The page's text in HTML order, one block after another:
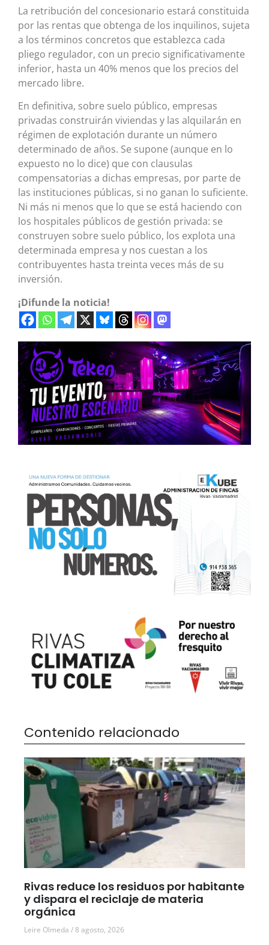
La retribución del concesionario estará constituida
por las rentas que obtenga de los inquilinos, sujeta
a los términos concretos que establezca cada
pliego regulador, con un precio significativamente
inferior, hasta un 40% menos que los precios del
mercado libre.
En definitiva, sobre suelo público, empresas
privadas construirán viviendas y las alquilarán en
régimen de explotación durante un número
determinado de años. Se supone (aunque en lo
expuesto no lo dice) que con clausulas
compensatorias a dichas empresas, por parte de
las instituciones públicas, si no ganan lo suficiente.
Ni más ni menos que lo que se está haciendo con
los hospitales públicos de gestión privada: se
construyen sobre suelo público, los explota una
determinada empresa y nos cuestan a los
contribuyentes hasta treinta veces más de su
inversión.
¡Difunde la noticia!
Contenido relacionado
Rivas reduce los residuos por habitante
y dispara el reciclaje de materia
orgánica
Leire Olmeda 8 agosto, 2026